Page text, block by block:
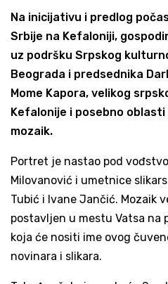
Na inicijativu i predlog
Srbije na Kefaloniji,
uz podršku Srpskog
Beograda i predsednika
Mome Kapora, velikog
Kefalonije i posebno
mozaik.
Portret je nastao pod
Milovanović i umetnice
Tubić i Ivane Jančić. Mozaik
postavljen u mestu Vatsa na
koja će nositi ime ovog
novinara i slikara.